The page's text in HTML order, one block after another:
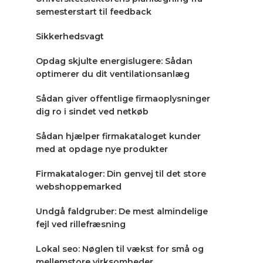
semesterstart til feedback
Sikkerhedsvagt
Opdag skjulte energislugere: Sådan
optimerer du dit ventilationsanlæg
Sådan giver offentlige firmaoplysninger
dig ro i sindet ved netkøb
Sådan hjælper firmakataloget kunder
med at opdage nye produkter
Firmakataloger: Din genvej til det store
webshoppemarked
Undgå faldgruber: De mest almindelige
fejl ved rillefræsning
Lokal seo: Nøglen til vækst for små og